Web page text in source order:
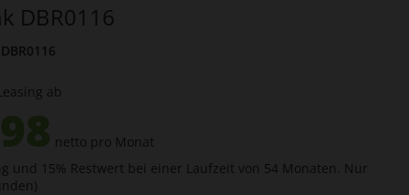
DBR0116
DBR0116
ab
netto pro Monat
und 15% Restwert bei einer Laufzeit von 54 Monaten. Nur